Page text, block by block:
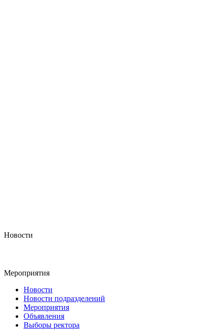
Новости
Мероприятия
Новости
Новости подразделений
Мероприятия
Объявления
Выборы ректора